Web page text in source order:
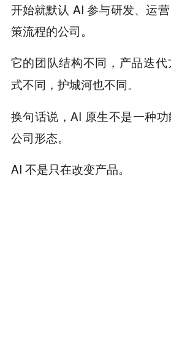
开始就默认 AI 参与研发、运
策流程的公司。
它的团队结构不同，产品迭
式不同，护城河也不同。
换句话说，AI 原生不是一种
公司形态。
AI 不是只在改变产品。